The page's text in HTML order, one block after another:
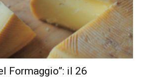
Formaggio”: il 26